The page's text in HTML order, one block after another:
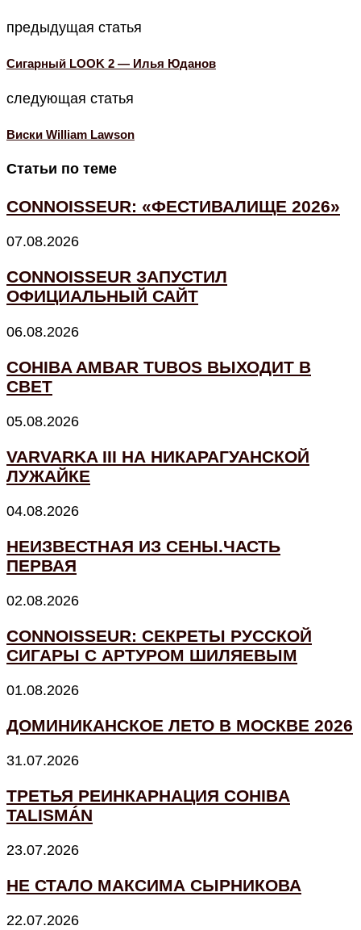
предыдущая статья
Сигарный LOOK 2 — Илья Юданов
следующая статья
Виски William Lawson
Статьи по теме
CONNOISSEUR: «ФЕСТИВАЛИЩЕ 2026»
07.08.2026
CONNOISSEUR ЗАПУСТИЛ
ОФИЦИАЛЬНЫЙ САЙТ
06.08.2026
COHIBA AMBAR TUBOS ВЫХОДИТ В
СВЕТ
05.08.2026
VARVARKA III НА НИКАРАГУАНСКОЙ
ЛУЖАЙКЕ
04.08.2026
НЕИЗВЕСТНАЯ ИЗ СЕНЫ.ЧАСТЬ
ПЕРВАЯ
02.08.2026
CONNOISSEUR: СЕКРЕТЫ РУССКОЙ
СИГАРЫ С АРТУРОМ ШИЛЯЕВЫМ
01.08.2026
ДОМИНИКАНСКОЕ ЛЕТО В МОСКВЕ 2026
31.07.2026
ТРЕТЬЯ РЕИНКАРНАЦИЯ COHIBA
TALISMÁN
23.07.2026
НЕ СТАЛО МАКСИМА СЫРНИКОВА
22.07.2026